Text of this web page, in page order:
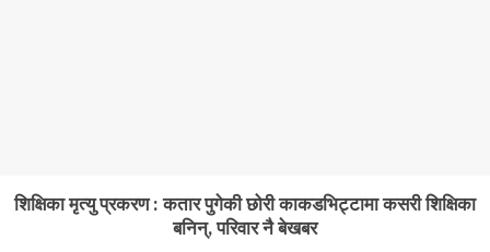
शिक्षिका मृत्यु प्रकरण : कतार पुगेकी छोरी काकडभिट्टामा कसरी शिक्षिका
बनिन्, परिवार नै बेखबर